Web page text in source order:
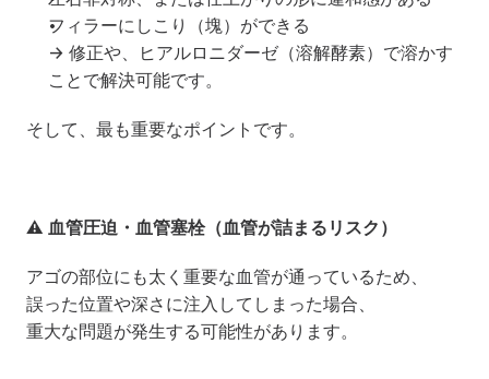
フィラーにしこり（塊）ができる
→ 修正や、ヒアルロニダーゼ（溶解酵素）で溶かす
ことで解決可能です。
そして、最も重要なポイントです。
⚠ 血管圧迫・血管塞栓（血管が詰まるリスク）
アゴの部位にも太く重要な血管が通っているため、
誤った位置や深さに注入してしまった場合、
重大な問題が発生する可能性があります。